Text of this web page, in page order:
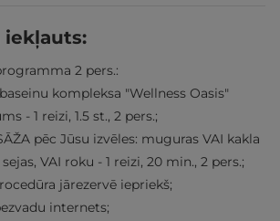
iekļauts:
2 pers.:
kompleksa "Wellness Oasis"
- 1 reizi, 1.5 st., 2 pers.;
pēc Jūsu izvēles: muguras VAI kakla
VAI roku - 1 reizi, 20 min., 2 pers.;
jārezervē iepriekš;
internets;